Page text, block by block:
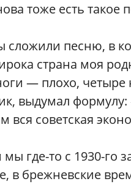
тоже есть такое
сложили песню, в
страна моя
— плохо,
выдумал
вся советская
где-то с 1930-го
в брежневские